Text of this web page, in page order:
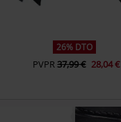
26% DTO
PVPR37,99 € 28,04 €